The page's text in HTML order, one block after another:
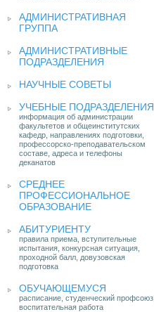
АДМИНИСТРАТИВНАЯ
ГРУППА
АДМИНИСТРАТИВНЫЕ
ПОДРАЗДЕЛЕНИЯ
НАУЧНЫЕ СОВЕТЫ
УЧЕБНЫЕ ПОДРАЗДЕЛЕНИЯ
информация об администрации
факультетов и общеинститутских
кафедр, направлениях подготовки,
профессорско-преподавательском
составе, адреса и телефоны
деканатов
СРЕДНЕЕ
ПРОФЕССИОНАЛЬНОЕ
ОБРАЗОВАНИЕ
АБИТУРИЕНТУ
правила приема, вступительные
испытания, конкурсная ситуация,
проходной балл, довузовская
подготовка
ОБУЧАЮЩЕМУСЯ
расписание, студенческий профсоюз,
воспитательная работа